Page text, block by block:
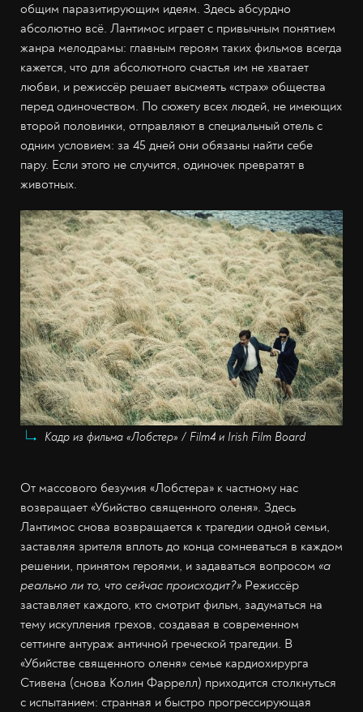
общим паразитирующим идеям. Здесь абсурдно
абсолютно всё. Лантимос играет с привычным понятием
жанра мелодрамы: главным героям таких фильмов всегда
кажется, что для абсолютного счастья им не хватает
любви, и режиссёр решает высмеять «страх» общества
перед одиночеством. По сюжету всех людей, не имеющих
второй половинки, отправляют в специальный отель с
одним условием: за 45 дней они обязаны найти себе
пару. Если этого не случится, одиночек превратят в
животных.
Кадр из фильма «Лобстер» / Film4 и Irish Film Board
От массового безумия «Лобстера» к частному нас
возвращает «Убийство священного оленя». Здесь
Лантимос снова возвращается к трагедии одной семьи,
заставляя зрителя вплоть до конца сомневаться в каждом
решении, принятом героями, и задаваться вопросом «а
реально ли то, что сейчас происходит?» Режиссёр
заставляет каждого, кто смотрит фильм, задуматься на
тему искупления грехов, создавая в современном
сеттинге антураж античной греческой трагедии. В
«Убийстве священного оленя» семье кардиохирурга
Стивена (снова Колин Фаррелл) приходится столкнуться
с испытанием: странная и быстро прогрессирующая